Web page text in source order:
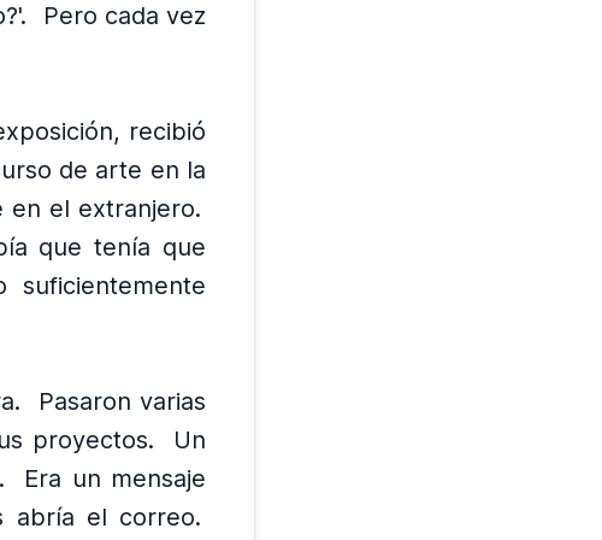
Pero cada vez
recibió
de arte en la
en el extranjero.
que tenía que
Pasaron varias
proyectos.
Un
Era un mensaje
abría el correo.